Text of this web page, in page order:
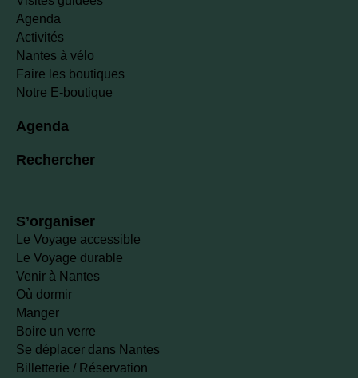
Agenda
Activités
Nantes à vélo
Faire les boutiques
Notre E-boutique
Agenda
Rechercher
S’organiser
Le Voyage accessible
Le Voyage durable
Venir à Nantes
Où dormir
Manger
Boire un verre
Se déplacer dans Nantes
Billetterie / Réservation